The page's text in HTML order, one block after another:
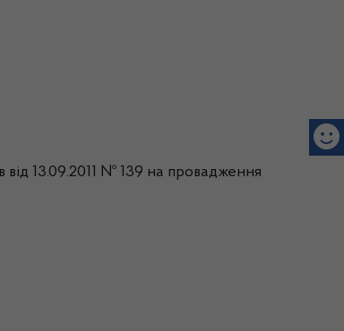
від 13.09.2011 № 139 на провадження